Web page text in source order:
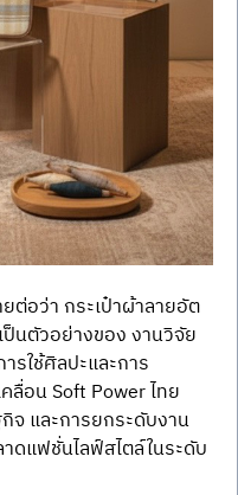
ต่อว่า กระเป๋าผ้าลายอัต
นตัวอย่างของ งานวิจัย
รใช้ศิลปะและการ
ลื่อน Soft Power ไทย
จ และการยกระดับงาน
ดแฟชั่นไลฟ์สไตล์ในระดับ